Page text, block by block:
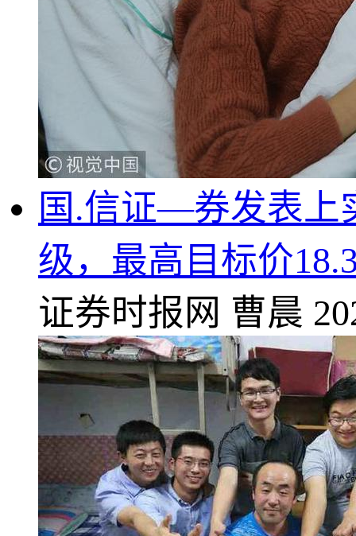
国.信证—券发表上
级，最高目标价
证券时报网 曹晨